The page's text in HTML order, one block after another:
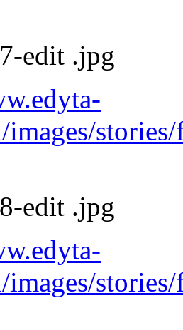
edit .jpg
images/
edit .jpg
images/